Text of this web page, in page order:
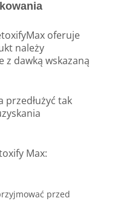
oferuje
należy
z dawką wskazaną
przedłużyć tak
Max:
przed